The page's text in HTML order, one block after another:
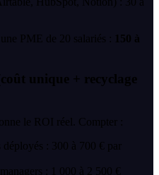
PME de 20 salariés :
150 à
unique + recyclage
le ROI réel. Compter :
: 300 à 700 € par
: 1 000 à 2 500 €